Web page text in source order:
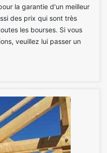
la garantie d'un meilleur
des prix qui sont très
les bourses. Si vous
veuillez lui passer un